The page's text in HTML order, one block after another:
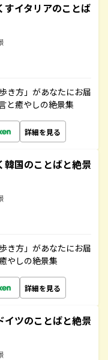
すイタリアのことば
き方」があなたにお届
と癒やしの絶景集
詳細を見る
韓国のことばと絶景
き方」があなたにお届
やしの絶景集
詳細を見る
イツのことばと絶景